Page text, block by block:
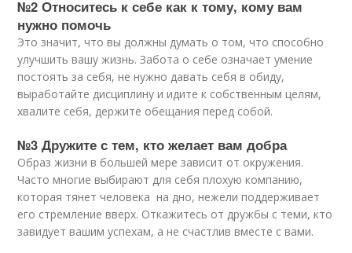
№2 Относитесь к себе как к тому, кому вам
нужно помочь
Это значит, что вы должны думать о том, что способно
улучшить вашу жизнь. Забота о себе означает умение
постоять за себя, не нужно давать себя в обиду,
выработайте дисциплину и идите к собственным целям,
хвалите себя, держите обещания перед собой.
№3 Дружите с тем, кто желает вам добра
Образ жизни в большей мере зависит от окружения.
Часто многие выбирают для себя плохую компанию,
которая тянет человека на дно, нежели поддерживает
его стремление вверх. Откажитесь от дружбы с теми, кто
завидует вашим успехам, а не счастлив вместе с вами.